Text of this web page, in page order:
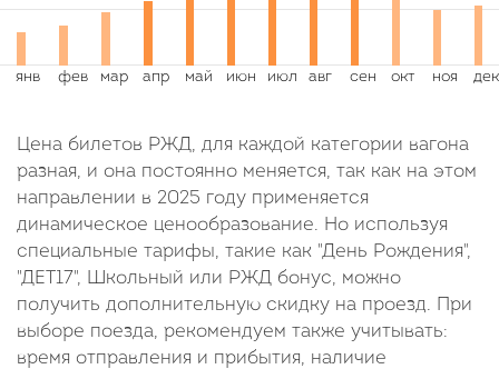
Цена билетов РЖД, для каждой категории вагона
разная, и она постоянно меняется, так как на этом
направлении в 2025 году применяется
динамическое ценообразование. Но используя
специальные тарифы, такие как "День Рождения",
"ДЕТ17", Школьный или РЖД бонус, можно
получить дополнительную скидку на проезд. При
выборе поезда, рекомендуем также учитывать:
время отправления и прибытия, наличие